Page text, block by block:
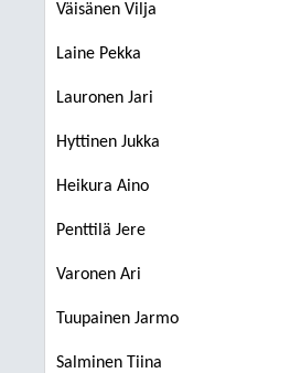
Väisänen Vilja
Laine Pekka
Lauronen Jari
Hyttinen Jukka
Heikura Aino
Penttilä Jere
Varonen Ari
Tuupainen Jarmo
Salminen Tiina